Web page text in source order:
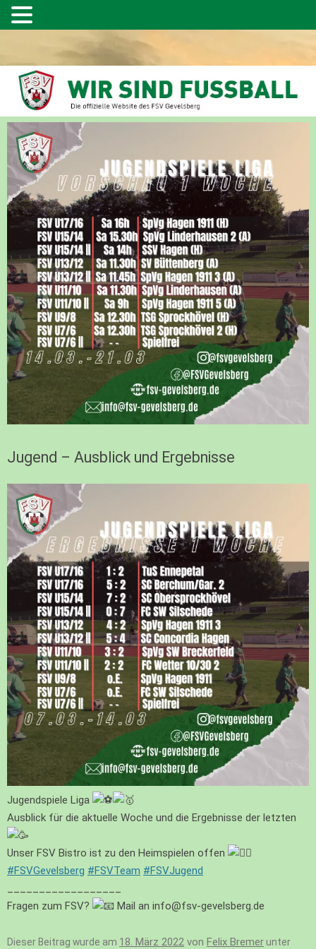
Jugend – Ausblick und Ergebnisse
Jugendspiele Liga
Ausblick für die aktuelle Woche und die Ergebnisse der letzten
Unser FSV Bistro ist zu den Heimspielen offen
#FSVGevelsberg #FSVTeam #FSVJugend
Fragen zum FSV?
Mail an info@fsv-gevelsberg.de
Dieser Beitrag wurde am 18. März 2022 von Felix Bremerunter